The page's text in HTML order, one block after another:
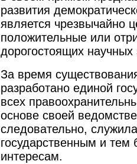
развития
является чрезвычайно
положительные или
дорогостоящих на­учных
За время
разработано единой
всех
основе своей
следовательно,
государственным и
интересам.